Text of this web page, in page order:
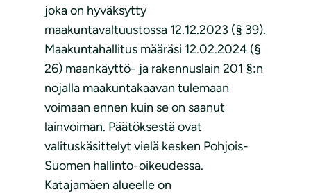
joka on hyväksytty
maakuntavaltuustossa 12.12.2023 (§ 39).
Maakuntahallitus määräsi 12.02.2024 (§
26) maankäyttö- ja rakennuslain 201 §:n
nojalla maakuntakaavan tulemaan
voimaan ennen kuin se on saanut
lainvoiman. Päätöksestä ovat
valituskäsittelyt vielä kesken Pohjois-
Suomen hallinto-oikeudessa.
Katajamäen alueelle on